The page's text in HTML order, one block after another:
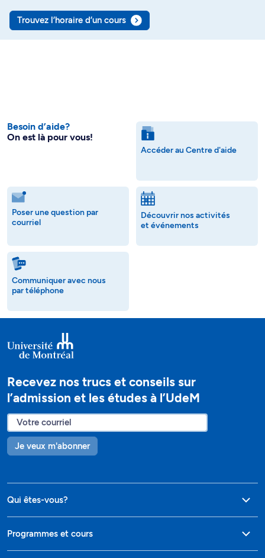
Trouvez l’horaire d’un cours
Besoin d’aide?
On est là pour vous!
Accéder au Centre d'aide
Poser une question par
courriel
Découvrir nos activités
et événements
Communiquer avec nous
par téléphone
Recevez nos trucs et conseils sur
l’admission et les études à l’UdeM
Je veux m'abonner
Qui êtes-vous?
Programmes et cours